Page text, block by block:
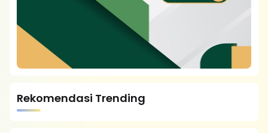
Rekomendasi Trending